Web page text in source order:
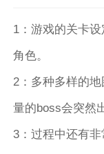
1：游戏的关卡
角色。
2：多种多样的
量的boss会突然
3：过程中还有非